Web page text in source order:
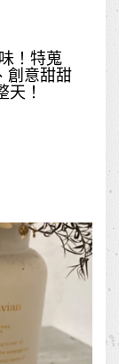
！特蒐
創意甜甜
！